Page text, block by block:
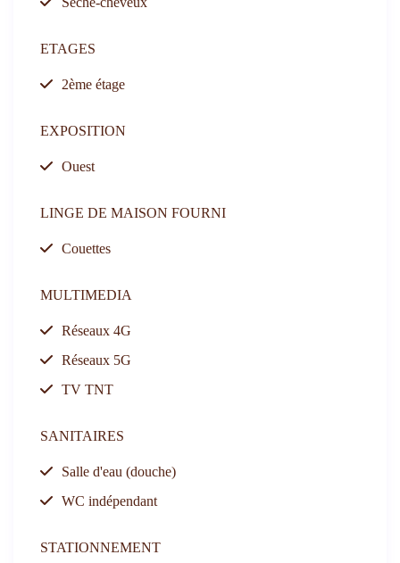
ETAGES
2ème étage
EXPOSITION
Ouest
LINGE DE MAISON FOURNI
Couettes
MULTIMEDIA
Réseaux 4G
Réseaux 5G
TV TNT
SANITAIRES
Salle d'eau (douche)
WC indépendant
STATIONNEMENT